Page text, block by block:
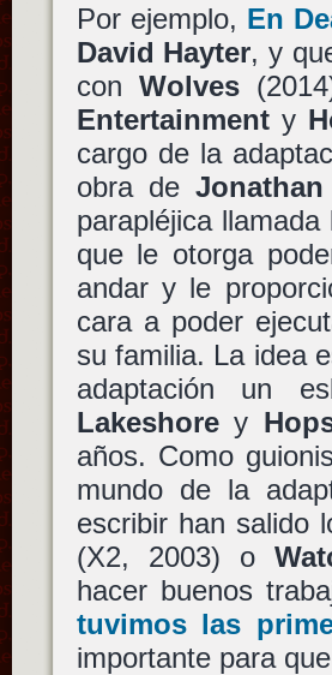
Por ejemplo, En
David Hayter, y
con Wolves
Entertainmenty
cargo de la
obra de Jonathan
parapléjica llamada
que le otorga
andar y le
cara a poder
su familia. La idea
adaptación un
Lakeshorey
años. Como
mundo de la
escribir han salido
(X2, 2003) o
hacer buenos
tuvimos las
importante para